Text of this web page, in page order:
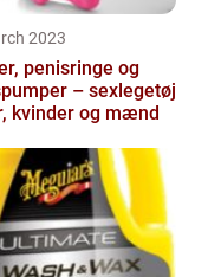
2023
penisringe og
– sexlegetøj
kvinder og mænd